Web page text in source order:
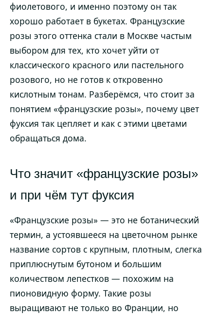
фиолетового, и именно поэтому он так
хорошо работает в букетах. Французские
розы этого оттенка стали в Москве частым
выбором для тех, кто хочет уйти от
классического красного или пастельного
розового, но не готов к откровенно
кислотным тонам. Разберёмся, что стоит за
понятием «французские розы», почему цвет
фуксия так цепляет и как с этими цветами
обращаться дома.
Что значит «французские розы»
и при чём тут фуксия
«Французские розы» — это не ботанический
термин, а устоявшееся на цветочном рынке
название сортов с крупным, плотным, слегка
приплюснутым бутоном и большим
количеством лепестков — похожим на
пионовидную форму. Такие розы
выращивают не только во Франции, но